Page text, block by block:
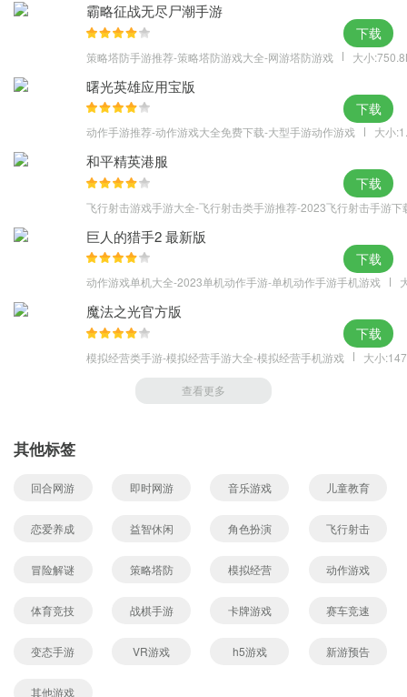
霸略征战无尽尸潮手游
策略塔防手游推荐-策略塔防游戏大全-网游塔防游戏 大小
下载
曙光英雄应用宝版
动作手游推荐-动作游戏大全免费下载-大型手游动作游戏 大小
下载
和平精英港服
飞行射击游戏手游大全-飞行射击类手游推荐-2023飞行射击手游下
下载
巨人的猎手2 最新版
动作游戏单机大全-2023单机动作手游-单机动作手游手机游戏
下载
魔法之光官方版
模拟经营类手游-模拟经营手游大全-模拟经营手机游戏 大小
下载
查看更多
其他标签
回合网游 即时网游 音乐游戏 儿童教育
恋爱养成 益智休闲 角色扮演 飞行射击
冒险解谜 策略塔防 模拟经营 动作游戏
体育竞技 战棋手游 卡牌游戏 赛车竞速
变态手游 VR游戏 h5游戏 新游预告
其他游戏